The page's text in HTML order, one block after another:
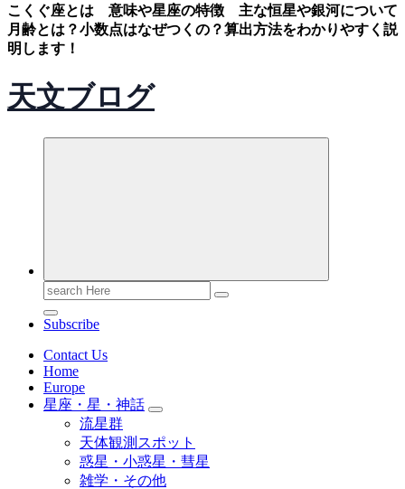
こくぐ座とは 意味や星座の特徴 主な恒星や銀河について
月齢とは？小数点はなぜつくの？算出方法をわかりやすく説
明します！
天文ブログ
Search
for:
Subscribe
Contact Us
Home
Europe
星座・星・神話
流星群
天体観測スポット
惑星・小惑星・彗星
雑学・その他